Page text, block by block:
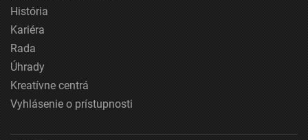
História
Kariéra
Rada
Úhrady
Kreatívne centrá
Vyhlásenie o prístupnosti